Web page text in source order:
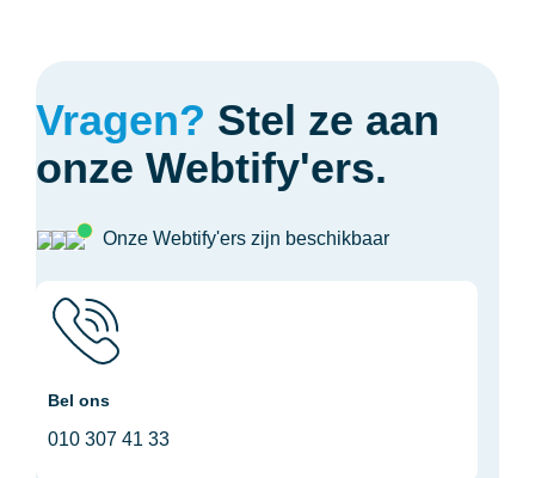
Vragen? Stel ze aan
onze Webtify'ers.
Onze Webtify'ers zijn beschikbaar
Bel ons
010 307 41 33